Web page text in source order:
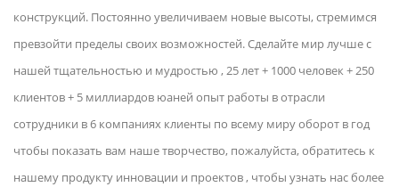
конструкций. Постоянно увеличиваем новые высоты, стремимся
превзойти пределы своих возможностей. Сделайте мир лучше с
нашей тщательностью и мудростью , 25 лет + 1000 человек + 250
клиентов + 5 миллиардов юаней опыт работы в отрасли
сотрудники в 6 компаниях клиенты по всему миру оборот в год
чтобы показать вам наше творчество, пожалуйста, обратитесь к
нашему продукту инновации и проектов , чтобы узнать нас более